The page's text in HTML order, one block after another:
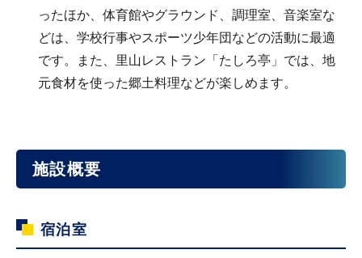
ったほか、体育館やグラウンド、調理室、音楽室な
どは、学校行事やスポーツ少年団などの活動に最適
です。また、里山レストラン「たしろ亭」では、地
元食材を使った郷土料理などが楽しめます。
施設概要
宿泊室